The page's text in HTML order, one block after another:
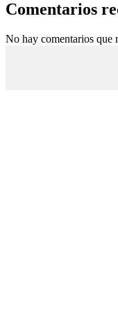
Comentarios
No hay comentarios que